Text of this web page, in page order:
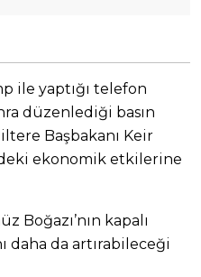
ile yaptığı telefon
düzenlediği basın
Başbakanı Keir
ekonomik etkilerine
Boğazı’nın kapalı
daha da artırabileceği